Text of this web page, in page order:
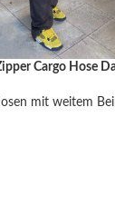
Cargo Hose
mit weitem